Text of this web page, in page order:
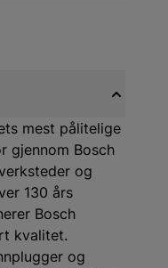
mest pålitelige
gjennom Bosch
og
130 års
Bosch
kvalitet.
og